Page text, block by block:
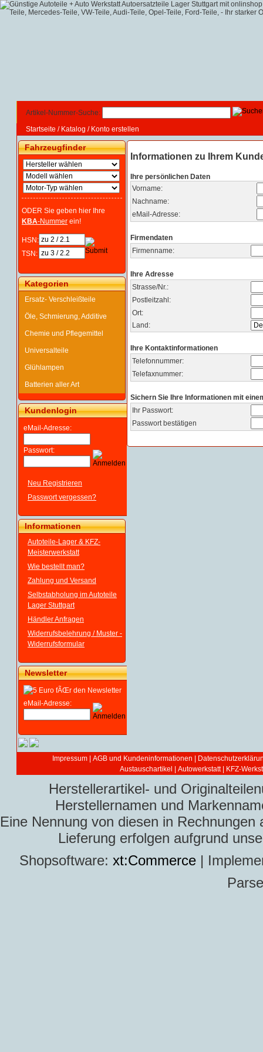
Artikel-Nummer-Suche:
Startseite / Katalog / Konto erstellen
Fahrzeugfinder
ODER Sie geben hier Ihre
KBA-Nummer ein!
HSN:
TSN:
Kategorien
Ersatz- Verschleißteile
Öle, Schmierung, Additive
Chemie und Pflegemittel
Universalteile
Glühlampen
Batterien aller Art
Kundenlogin
eMail-Adresse:
Passwort:
Neu Registrieren
Passwort vergessen?
Informationen
Autoteile-Lager & KFZ-
Meisterwerkstatt
Wie bestellt man?
Zahlung und Versand
Selbstabholung im Autoteile
Lager Stuttgart
Händler Anfragen
Widerrufsbelehrung / Muster -
Widerrufsformular
Newsletter
eMail-Adresse:
Informationen zu Ihrem
Ihre persönlichen Daten
Vorname:
Nachname:
eMail-Adresse:
Firmendaten
Firmenname:
Ihre Adresse
Strasse/Nr.:
Postleitzahl:
Ort:
Land:
Ihre Kontaktinformationen
Telefonnummer:
Telefaxnummer:
Sichern Sie Ihre Informationen mit
Ihr Passwort:
Passwort bestätigen
Impressum AGB und Kundeninformationen
Austauschartikel
Autowerkstatt | KFZ-
Herstellerartikel- und
Herstellernamen und
Eine Nennung von diesen in
Lieferung erfolgen aufgrund
Shopsoftware: xt:Commerce |